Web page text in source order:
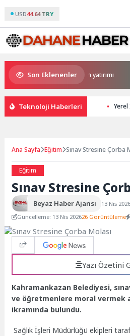
USD44.64 TRY
Son Eklenenler
Darıca’ya modern ulaşım yatırımı
Teknoloji Haberleri
Ana Sayfa Eğitim Sınav Stresine Çorba
Eğitim
Sınav Stresine
Beyaz Haber Ajansı
13 Nis
Güncelleme: 13 Nis 202626 Görüntüleme
Yazı Özetini
Kahramankazan Belediyesi,
ve öğretmenlere moral vermek
ikramında bulundu.
Sağlık İşleri Müdürlüğü ekipleri